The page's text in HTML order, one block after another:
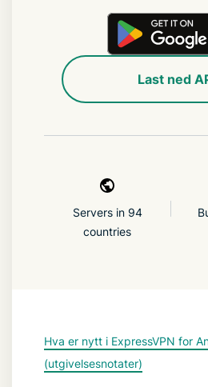
Last ned
Servers in 94
countries
Hva er nytt i ExpressVPN for
(utgivelsesnotater)